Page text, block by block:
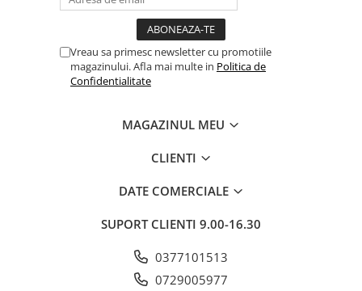
Vreau sa primesc newsletter cu promotiile
magazinului. Afla mai multe in Politica de
Confidentialitate
MAGAZINUL MEU
CLIENTI
DATE COMERCIALE
SUPORT CLIENTI 9.00-16.30
0377101513
0729005977